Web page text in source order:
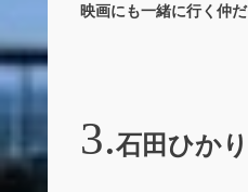
映画にも一緒に行く仲だ
石田ひか